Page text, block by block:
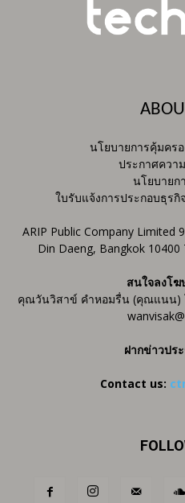
นโยบายการคุ้มคร
ประกาศควา
นโยบายก
ใบรับแจ้งการประกอบธุร
ARIP Public Company Limited
Din Daeng, Bangkok 10400
สนใจลงโ
คุณวันวิสาข์ คำหอมรื่น (คุณแนน)
ฝากข่าวปร
Contact us: